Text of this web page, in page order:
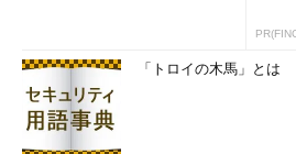
「トロイの木馬」とは